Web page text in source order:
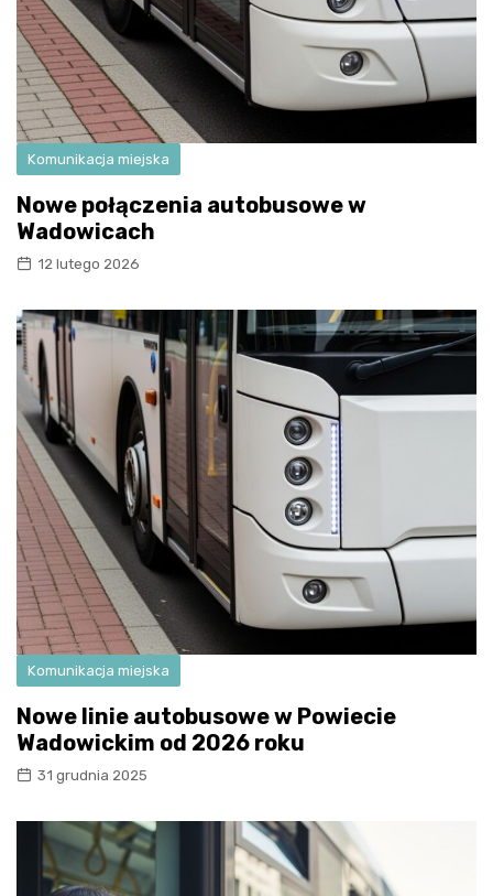
Komunikacja miejska
Nowe połączenia autobusowe w
Wadowicach
12 lutego 2026
Komunikacja miejska
Nowe linie autobusowe w Powiecie
Wadowickim od 2026 roku
31 grudnia 2025